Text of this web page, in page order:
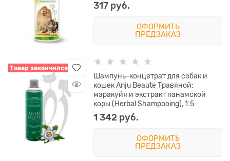
317 руб.
ОФОРМИТЬ
ПРЕДЗАКАЗ
Товар закончился
Шампунь-концетрат для собак и
кошек Anju Beaute Травяной:
маракуйя и экстракт панамской
коры (Herbal Shampooing), 1:5
1 342 руб.
ОФОРМИТЬ
ПРЕДЗАКАЗ